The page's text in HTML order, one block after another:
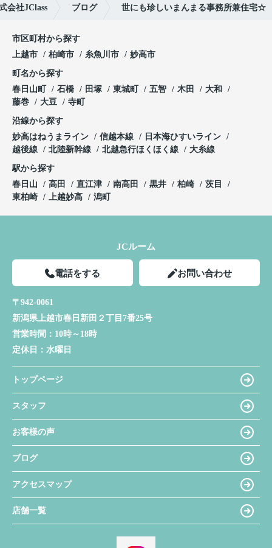
会社JClass ブログ 世にも珍しいまんまる事務所兼住宅☆
市区町村から探す
上越市
柏崎市 糸魚川市 妙高市
町名から探す
春日山町
石橋 田塚 東城町 五智 木田
大和
藤巻
大豆 寺町
沿線から探す
妙高はねうまライン
信越本線
日本海ひすいライン
越後線
北陸新幹線 北越急行ほくほく線 大糸線
駅から探す
春日山
高田 直江津 南高田 黒井 柏崎
茨目
東柏崎
上越妙高 潟町
JCルーム
電話をする お問い合わせ
〒942-0061
新潟県上越市春日新田２丁目7番25号
営業時間： 10時～18時
定休日： 水曜日
トップページ
スタッフ
お客様の声
ブログ
アクセスマップ
店舗一覧